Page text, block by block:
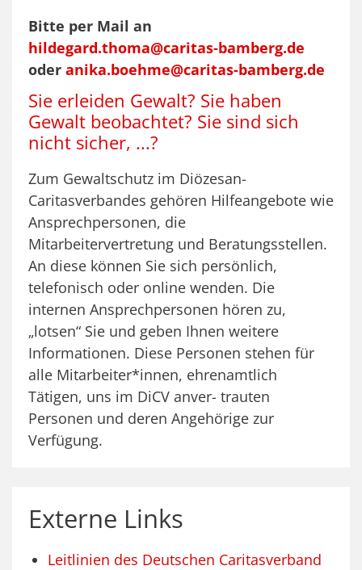
Bitte per Mail an
hildegard.thoma@caritas-bamberg.de
oder anika.boehme@caritas-bamberg.de
Sie erleiden Gewalt? Sie haben
Gewalt beobachtet? Sie sind sich
nicht sicher, ...?
Zum Gewaltschutz im Diözesan-
Caritasverbandes gehören Hilfeangebote wie
Ansprechpersonen, die
Mitarbeitervertretung und Beratungsstellen.
An diese können Sie sich persönlich,
telefonisch oder online wenden. Die
internen Ansprechpersonen hören zu,
„lotsen“ Sie und geben Ihnen weitere
Informationen. Diese Personen stehen für
alle Mitarbeiter*innen, ehrenamtlich
Tätigen, uns im DiCV anver- trauten
Personen und deren Angehörige zur
Verfügung.
Externe Links
Leitlinien des Deutschen Caritasverband